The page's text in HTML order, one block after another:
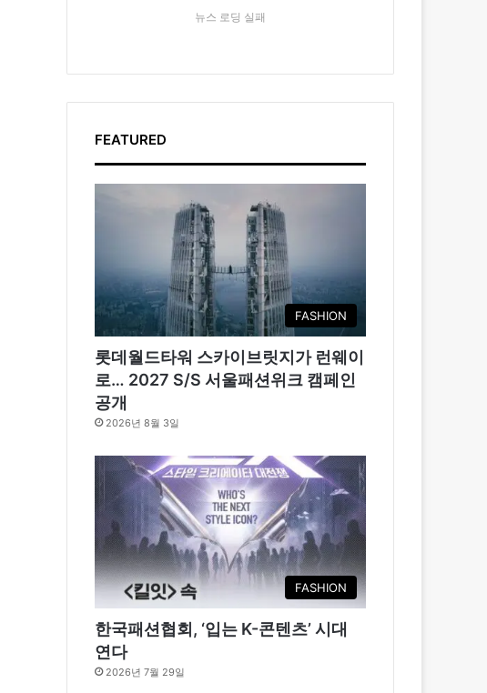
뉴스 로딩 실패
FEATURED
FASHION
롯데월드타워 스카이브릿지가 런웨이
로… 2027 S/S 서울패션위크 캠페인
공개
2026년 8월 3일
FASHION
한국패션협회, ‘입는 K-콘텐츠’ 시대
연다
2026년 7월 29일